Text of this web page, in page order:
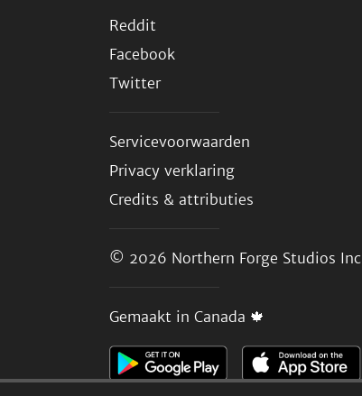
Reddit
Facebook
Twitter
Servicevoorwaarden
Privacy verklaring
Credits & attributies
© 2026 Northern Forge Studios Inc
Gemaakt in Canada 🍁